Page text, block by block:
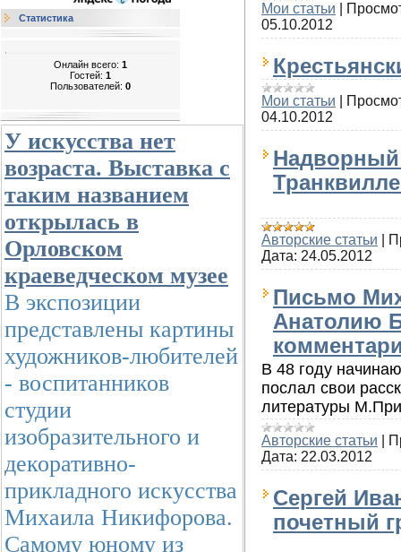
Статистика
Онлайн всего: 1
Гостей: 1
Пользователей: 0
У искусства нет
возраста. Выставка с
таким названием
открылась в
Орловском
краеведческом музее
В экспозиции
представлены картины
художников-любителей
- воспитанников
студии
изобразительного и
декоративно-
прикладного искусства
Михаила Никифорова.
Самому юному из
Мои статьи
05.10.2012
Мои статьи
04.10.2012
Надворный
Авторские статьи
Дата: 24.05.2012
Письмо
Анатолию
В 48 году
послал свои
литературы
Авторские статьи
Дата: 22.03.2012
Сергей
почетный